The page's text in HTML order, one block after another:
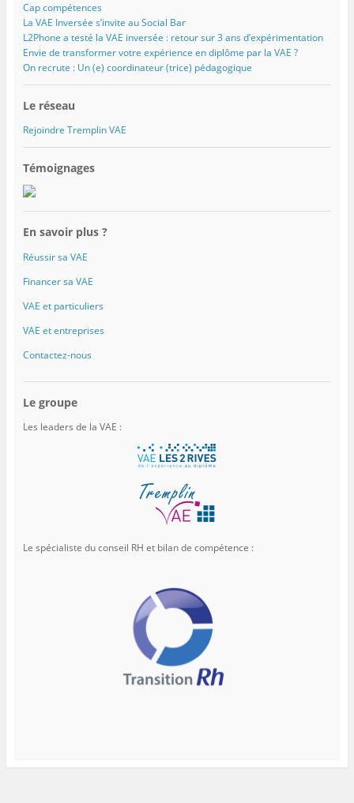
Cap compétences
La VAE Inversée s’invite au Social Bar
L2Phone a testé la VAE inversée : retour sur 3 ans d’expérimentation
Envie de transformer votre expérience en diplôme par la VAE ?
On recrute : Un (e) coordinateur (trice) pédagogique
Le réseau
Rejoindre Tremplin VAE
Témoignages
En savoir plus ?
Réussir sa VAE
Financer sa VAE
VAE et particuliers
VAE et entreprises
Contactez-nous
Le groupe
Les leaders de la VAE :
Le spécialiste du conseil RH et bilan de compétence :